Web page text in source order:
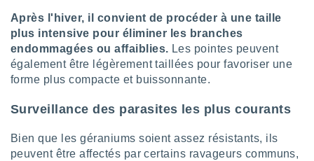
Après l'hiver, il convient de procéder à une taille
plus intensive pour éliminer les branches
endommagées ou affaiblies. Les pointes peuvent
également être légèrement taillées pour favoriser une
forme plus compacte et buissonnante.
Surveillance des parasites les plus courants
Bien que les géraniums soient assez résistants, ils
peuvent être affectés par certains ravageurs communs,